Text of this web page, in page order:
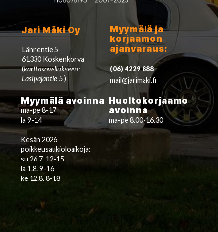
Jari Mäki Oy
Lännentie 5
61330 Koskenkorva
(karttasovellukseen:
Lasipajantie 5)
Myymälä ja
korjaamon
ajanvaraus:
(06) 4229 888
mail@jarimaki.fi
Myymälä avoinna
ma-pe 8-17
la 9-14
Kesän 2026
poikkeusaukioloaikoja:
su 26.7. 12-15
la 1.8. 9-16
ke 12.8. 8-18
Huoltokorjaamo
avoinna
ma-pe 8.00-16.30